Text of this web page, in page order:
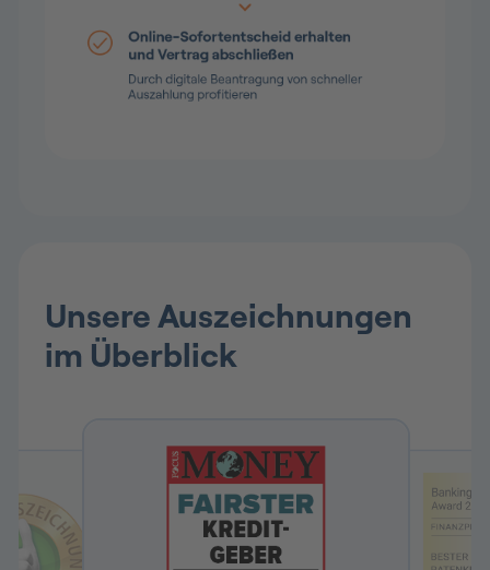
Unsere Auszeichnungen
im Überblick